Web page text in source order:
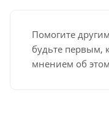
Помогите
будьте первым,
мнением об